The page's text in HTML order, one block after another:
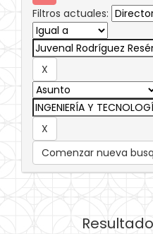
Filtros actuales:
Comenzar nueva